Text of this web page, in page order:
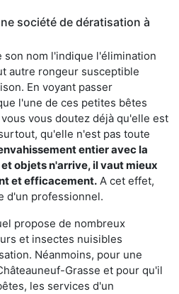
société de dératisation à
son nom l'indique l'élimination
autre rongeur susceptible
En voyant passer
l'une de ces petites bêtes
vous doutez déjà qu'elle est
qu'elle n'est pas toute
entier avec la
objets n'arrive, il vaut mieux
et efficacement. A cet effet,
d'un professionnel.
propose de nombreux
et insectes nuisibles
Néanmoins, pour une
Grasse et pour qu'il
les services d'un